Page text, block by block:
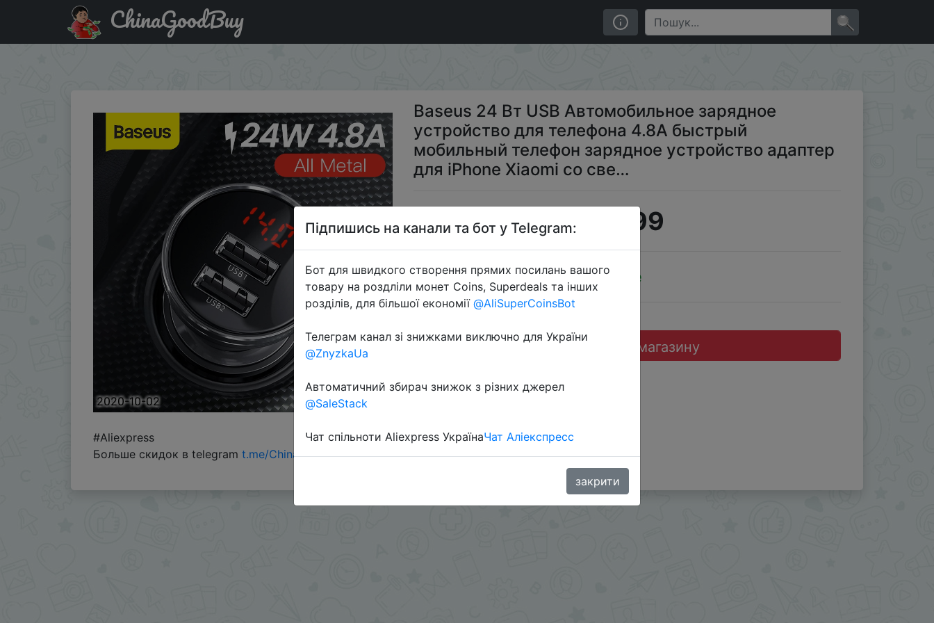
Придбати Baseus 24 Вт USB Автомобильное зарядное устройство для телефона 4.8A быстрый мобильный телефон зарядное устройство адаптер для iPhone Xiaomi со
ChinaGoodBuy
2020-10-02
Baseus 24 Вт USB Автомобильное зарядное
устройство для телефона 4.8A быстрый
мобильный телефон зарядное устройство адаптер
для iPhone Xiaomi со све…
$4.99
Sale
Перейти до магазину
#Aliexpress
Больше скидок в telegram t.me/ChinaGoodBuy
Підпишись на канали та бот у Telegram:
Бот для швидкого створення прямих посилань вашого
товару на роздліли монет Coins, Superdeals та інших
розділів, для більшої економії @AliSuperCoinsBot
Телеграм канал зі знижками виключно для України
@ZnyzkaUa
Автоматичний збирач знижок з різних джерел
@SaleStack
Чат спільноти Aliexpress УкраїнаЧат Аліекспресс
закрити